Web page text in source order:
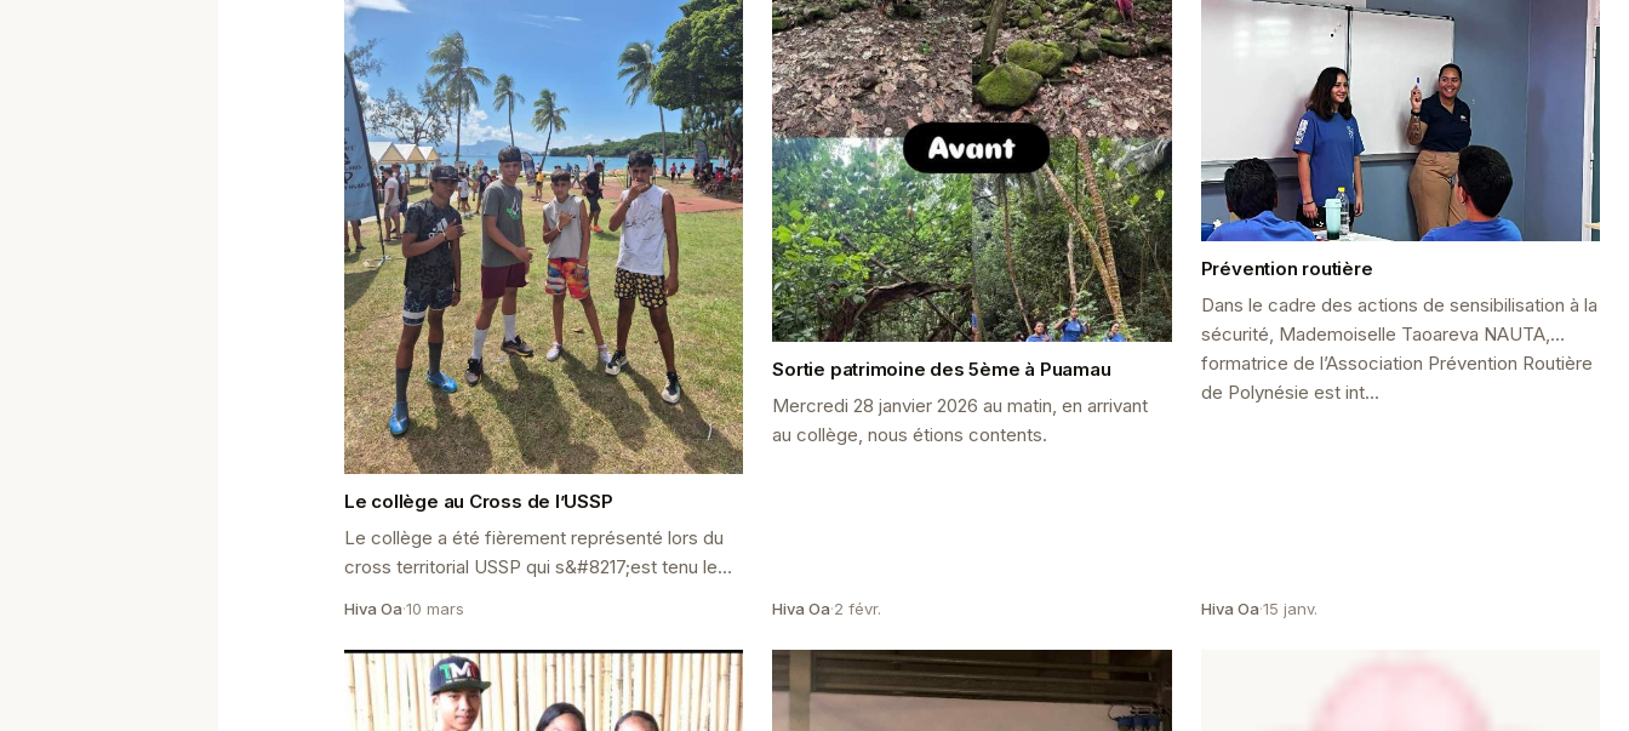
Le collège au Cross de l’USSP
Le collège a été fièrement représenté lors du
cross territorial USSP qui s&#8217;est tenu le
Hiva Oa·10 mars
Sortie patrimoine des 5ème à Puamau
Mercredi 28 janvier 2026 au matin, en arrivant
au collège, nous étions contents.
Hiva Oa·2 févr.
Prévention routière
Dans le cadre des actions de sensibilisation à la
sécurité, Mademoiselle Taoareva NAUTA,
formatrice de l’Association Prévention Routière
de Polynésie est int...
Hiva Oa·15 janv.